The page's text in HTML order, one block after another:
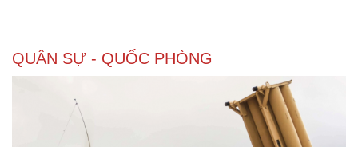
Sức khỏe
Sản phụ khoa
Đời sống
Tình yêu - Gia đình
QUÂN SỰ - QUỐC PHÒNG